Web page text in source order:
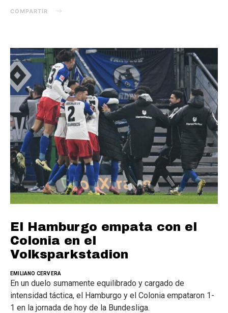
COMPARTIR
El Hamburgo empata con el
Colonia en el
Volksparkstadion
EMILIANO CERVERA
En un duelo sumamente equilibrado y cargado de
intensidad táctica, el Hamburgo y el Colonia empataron 1-
1 en la jornada de hoy de la Bundesliga.